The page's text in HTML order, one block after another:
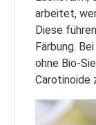
arbeitet,
Diese
Färbung.
ohne Bio-
Carotinoide